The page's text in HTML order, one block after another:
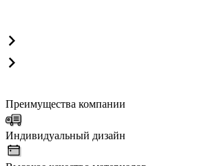
Преимущества компании
Индивидуальный дизайн